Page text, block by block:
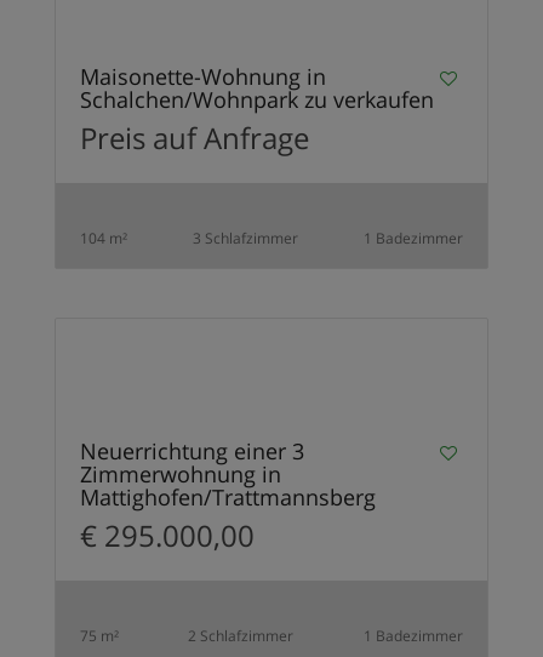
Maisonette-Wohnung in
Schalchen/Wohnpark zu verkaufen
Preis auf Anfrage
104 m² 3 Schlafzimmer 1 Badezimmer
Neuerrichtung einer 3
Zimmerwohnung in
Mattighofen/Trattmannsberg
€ 295.000,00
75 m² 2 Schlafzimmer 1 Badezimmer